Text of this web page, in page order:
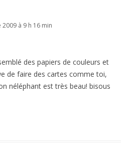
à 9 h 16 min
des papiers de couleurs et
de faire des cartes comme toi,
néléphant est très beau! bisous